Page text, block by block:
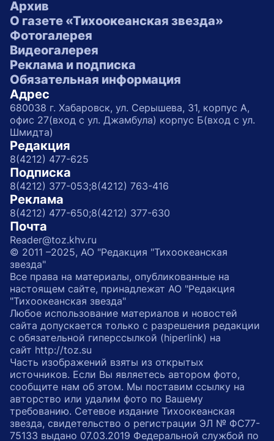
Архив
О газете «Тихоокеанская звезда»
Фотогалерея
Видеогалерея
Реклама и подписка
Обязательная информация
Адрес
680038 г. Хабаровск, ул. Серышева, 31, корпус А,
офис 27(вход с ул. Джамбула) корпус Б(вход с ул.
Шмидта)
Редакция
8(4212) 477-625
Подписка
8(4212) 377-053;8(4212) 763-416
Реклама
8(4212) 477-650;8(4212) 377-630
Почта
Reader@toz.khv.ru
© 2011 –2025, АО "Редакция "Тихоокеанская
звезда"
Все права на материалы, опубликованные на
настоящем сайте, принадлежат АО "Редакция
"Тихоокеанская звезда"
Любое использование материалов и новостей
сайта допускается только с разрешения редакции
с обязательной гиперссылкой (hiperlink) на
сайт http://toz.su
Часть изображений взяты из открытых
источников. Если Вы являетесь автором фото,
сообщите нам об этом. Мы поставим ссылку на
авторство или удалим фото по Вашему
требованию. Сетевое издание Тихоокеанская
звезда, свидетельство о регистрации ЭЛ № ФС77-
75133 выдано 07.03.2019 Федеральной службой по